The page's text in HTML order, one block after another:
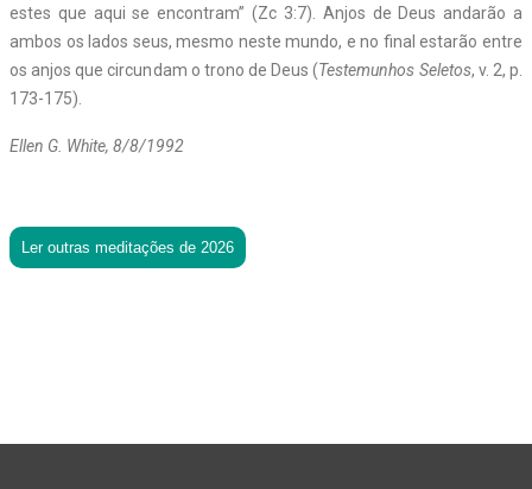
estes que aqui se encontram” (Zc 3:7). Anjos de Deus andarão a
ambos os lados seus, mesmo neste mundo, e no final estarão entre
os anjos que circundam o trono de Deus (Testemunhos Seletos, v. 2, p.
173-175).
Ellen G. White, 8/8/1992
Ler outras meditações de 2026